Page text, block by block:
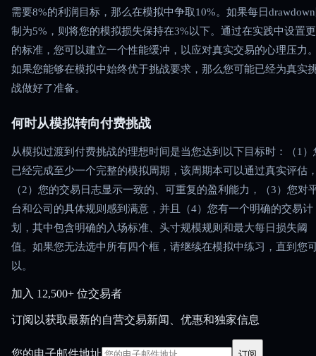
需要8%的利润目标，那么在模拟中争取10%。如果每日
制为5%，则将您的模拟损失保持在3%以下。通过在实践中设置
的标准，您可以建立一个性能缓冲，以应对真实交易的心理压力
如果您能够在模拟中始终优于挑战要求，那么您可能已经为真实
战做好了准备。
何时从模拟转向付费挑战
从模拟过渡到付费挑战的理想时间是当您达到以下目标时：（1）
已经完成至少一个完整的模拟周期，该周期本可以通过真实评估
（2）您的交易日志显示一致的、可重复的盈利能力，（3）您对
台和公司的具体规则感到满意，并且（4）您有一个明确的交易计
划，其中包含明确的入场标准、头寸规模规则和最大每日损失阈
值。如果您无法选中所有四个框，请继续在模拟中练习，直到您
以。
加入 12,500+ 位交易者
订阅以获取最新的自营交易新闻、优惠和独家信息